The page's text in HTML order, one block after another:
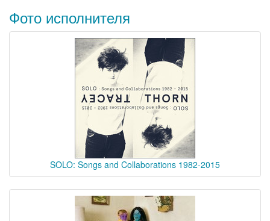
Фото исполнителя
SOLO: Songs and Collaborations 1982-2015